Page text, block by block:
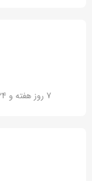
7 روز هفته و 24 ساعت شبانه روز پاسخگوی شما هستیم.